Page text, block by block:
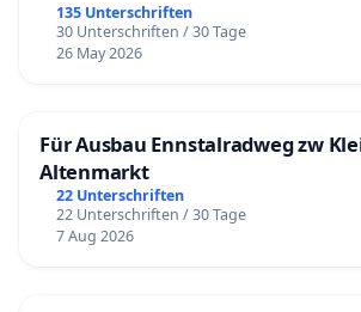
135 Unterschriften
30 Unterschriften / 30 Tage
26 May 2026
Für Ausbau Ennstalradweg zw
Altenmarkt
22 Unterschriften
22 Unterschriften / 30 Tage
7 Aug 2026